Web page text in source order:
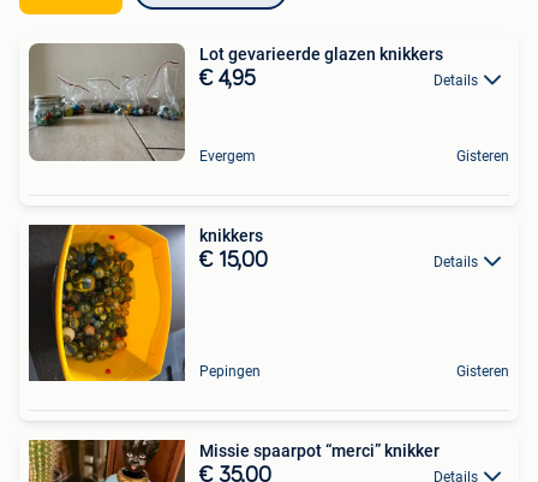
Lot gevarieerde glazen knikkers
€ 4,95 Details
Evergem Gisteren
knikkers
€ 15,00 Details
Pepingen Gisteren
Missie spaarpot “merci” knikker
€ 35,00 Details